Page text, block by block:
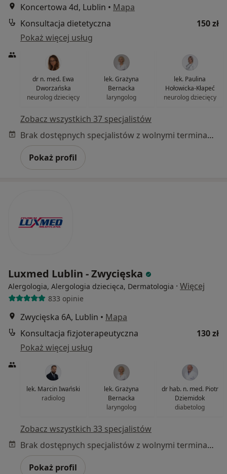
Koncertowa 4d, Lublin • Mapa
Konsultacja dietetyczna
150 zł
Pokaż więcej usług
dr n. med. Ewa
Dworzańska
neurolog dziecięcy
lek. Grażyna
Bernacka
laryngolog
lek. Paulina
Hołowicka-Kłapeć
neurolog dziecięcy
Zobacz wszystkich 37 specjalistów
Brak dostępnych specjalistów z wolnymi terminami w tym centrum medycznym.
Pokaż profil
Luxmed Lublin - Zwycięska
Alergologia, Alergologia dziecięca, Dermatologia · Więcej
833 opinie
Zwycięska 6A, Lublin • Mapa
Konsultacja fizjoterapeutyczna
130 zł
Pokaż więcej usług
lek. Marcin Iwański
radiolog
lek. Grażyna
Bernacka
laryngolog
dr hab. n. med. Piotr
Dziemidok
diabetolog
Zobacz wszystkich 33 specjalistów
Brak dostępnych specjalistów z wolnymi terminami w tym centrum medycznym.
Pokaż profil